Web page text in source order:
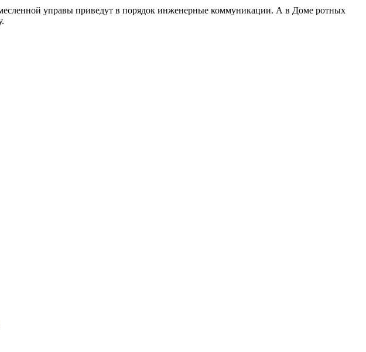
управы приведут в порядок инженерные коммуникации. А в Доме ротных